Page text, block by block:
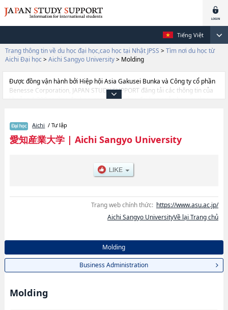
Tiếng Việt
Trang thông tin về du học đại học,cao học tại Nhật JPSS > Tìm nơi du học từ
Aichi Đại học > Aichi Sangyo University> Molding
Được đồng vận hành bởi Hiệp hội Asia Gakusei Bunka và Công ty cổ phần
Benesse Corporation, JAPAN STUDY SUPPORT đăng tải các thông tin của
khoảng 1.300 trường đại học, cao học, trường đại học ngắn hạn, trường
tin cần thiết dành cho du học sinh, như là về các Ngành
MoldinghoặcNgành Business Administration, thông tin về từng ngành học,
thông tin liên quan đến thi tuyển như số lượng tuyển sinh, số lượng trúng
Aichi / Tư lập
愛知産業大学| Aichi Sangyo University
Trang web chính thức: https://www.asu.ac.jp/
Aichi Sangyo UniversityVề lại Trang chủ
Molding
Business Administration
Molding